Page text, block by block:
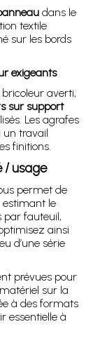
dans le
textile
sur les bords
exigeants
averti,
sur support
Les agrafes
un travail
finitions.
/ usage
permet de
estimant le
par fauteuil,
ainsi
d’une série
prévues pour
sur la
à des formats
essentielle à